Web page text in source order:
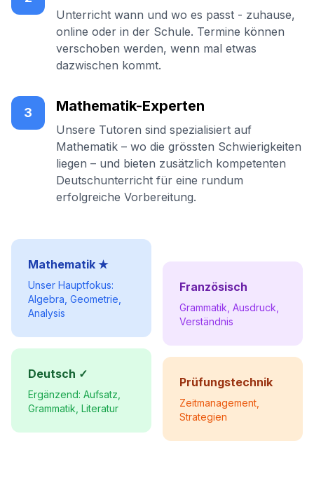
Unterricht wann und wo es passt - zuhause,
online oder in der Schule. Termine können
verschoben werden, wenn mal etwas
dazwischen kommt.
3 Mathematik-Experten
Unsere Tutoren sind spezialisiert auf
Mathematik – wo die grössten Schwierigkeiten
liegen – und bieten zusätzlich kompetenten
Deutschunterricht für eine rundum
erfolgreiche Vorbereitung.
Mathematik ★
Unser Hauptfokus:
Algebra, Geometrie,
Analysis
Deutsch ✓
Ergänzend: Aufsatz,
Grammatik, Literatur
Französisch
Grammatik, Ausdruck,
Verständnis
Prüfungstechnik
Zeitmanagement,
Strategien